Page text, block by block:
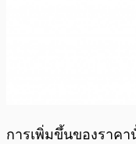
การเพิ่มขึ้นของราค